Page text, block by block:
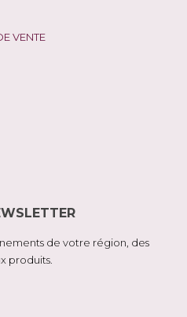
VENTE
de votre région, des
produits.